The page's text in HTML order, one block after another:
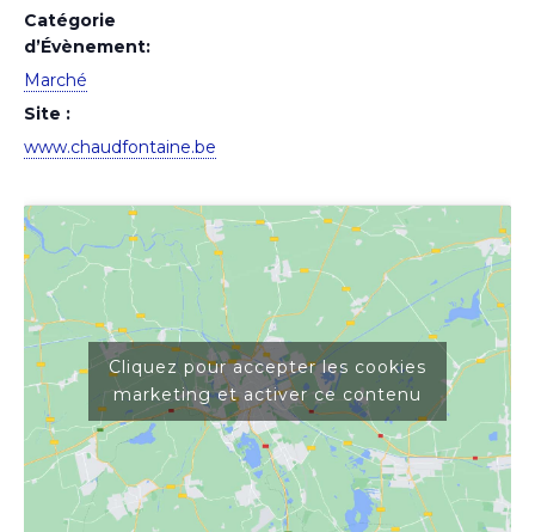
Catégorie
d’Évènement:
Marché
Site :
www.chaudfontaine.be
Cliquez pour accepter les cookies
marketing et activer ce contenu